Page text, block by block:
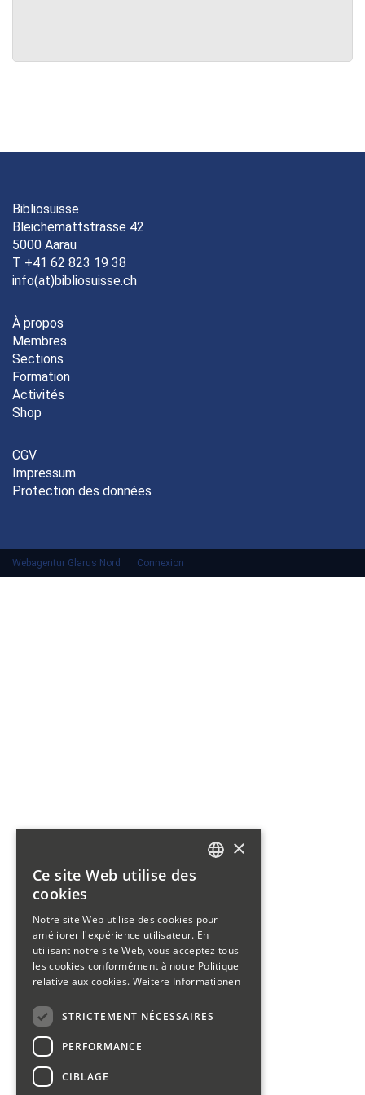
Bibliosuisse
Bleichemattstrasse 42
5000 Aarau
T +41 62 823 19 38
info(at)bibliosuisse.ch
À propos
Membres
Sections
Formation
Activités
Shop
CGV
Impressum
Protection des données
Webagentur Glarus Nord Connexion
×
Ce site Web utilise des
cookies
Notre site Web utilise des cookies pour
améliorer l'expérience utilisateur. En
utilisant notre site Web, vous acceptez tous
les cookies conformément à notre Politique
relative aux cookies. Weitere Informationen
STRICTEMENT NÉCESSAIRES
PERFORMANCE
CIBLAGE